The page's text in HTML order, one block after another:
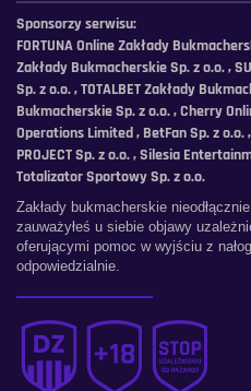
Zakłady bukmacherskie
zauważyłeś u siebie objawy
oferującymi pomoc w wyjściu z
odpowiedzialnie.
Sponsorzy serwisu:
FORTUNA Online Zakłady
Zakłady Bukmacherskie Sp. z o.o. ,
Sp. z o.o. , TOTALBET Zakłady
Bukmacherskie Sp. z o.o. , Cherry
Operations Limited , BetFan Sp. z o.o.
PROJECT Sp. z o.o. , Silesia
Totalizator Sportowy Sp. z o.o.